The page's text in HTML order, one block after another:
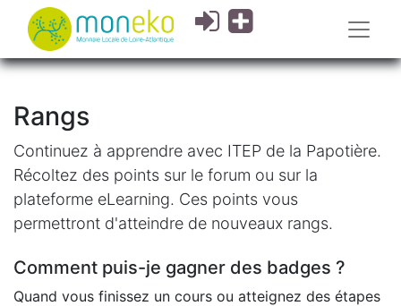
Rangs
Continuez à apprendre avec ITEP de la Papotière.
Récoltez des points sur le forum ou sur la
plateforme eLearning. Ces points vous
permettront d'atteindre de nouveaux rangs.
Comment puis-je gagner des badges ?
Quand vous finissez un cours ou atteignez des étapes